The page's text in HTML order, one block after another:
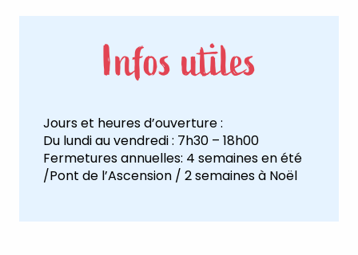
Infos utiles
Jours et heures d’ouverture :
Du lundi au vendredi : 7h30 – 18h00
Fermetures annuelles: 4 semaines en été
/Pont de l’Ascension / 2 semaines à Noël